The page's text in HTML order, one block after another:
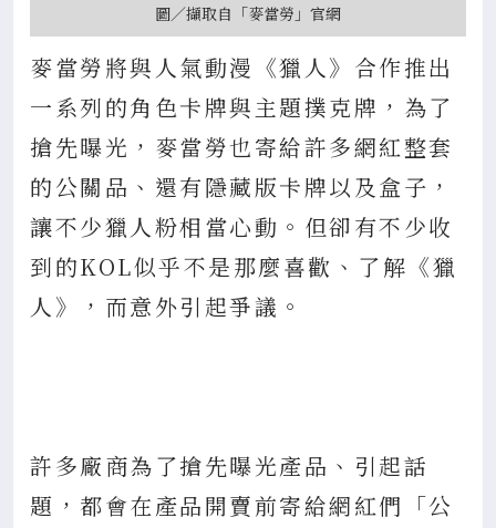
圖／擷取自「麥當勞」官網
麥當勞將與人氣動漫《獵人》合作推出
一系列的角色卡牌與主題撲克牌，為了
搶先曝光，麥當勞也寄給許多網紅整套
的公關品、還有隱藏版卡牌以及盒子，
讓不少獵人粉相當心動。但卻有不少收
到的KOL似乎不是那麼喜歡、了解《獵
人》，而意外引起爭議。
許多廠商為了搶先曝光產品、引起話
題，都會在產品開賣前寄給網紅們「公